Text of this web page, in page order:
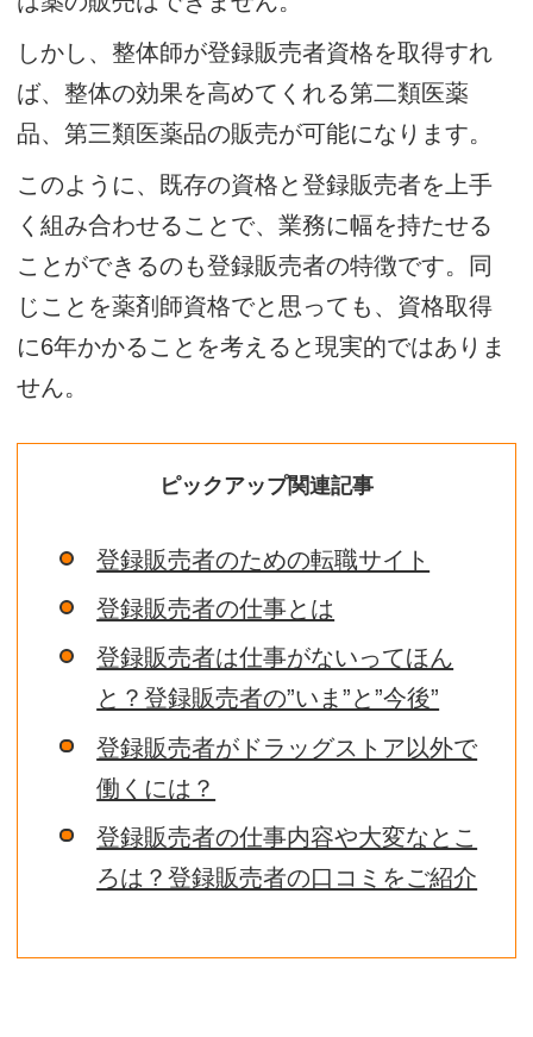
しかし、整体師が登録販売者資格を取得すれ
ば、整体の効果を高めてくれる第二類医薬
品、第三類医薬品の販売が可能になります。
このように、既存の資格と登録販売者を上手
く組み合わせることで、業務に幅を持たせる
ことができるのも登録販売者の特徴です。同
じことを薬剤師資格でと思っても、資格取得
に6年かかることを考えると現実的ではありま
せん。
ピックアップ関連記事
登録販売者のための転職サイト
登録販売者の仕事とは
登録販売者は仕事がないってほん
と？登録販売者の”いま”と”今後”
登録販売者がドラッグストア以外で
働くには？
登録販売者の仕事内容や大変なとこ
ろは？登録販売者の口コミをご紹介